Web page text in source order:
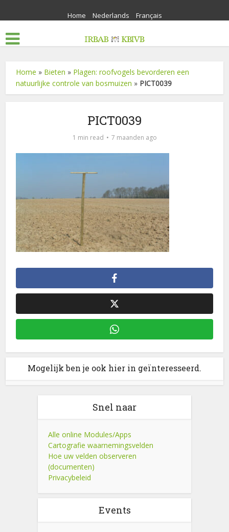
Home Nederlands Français
Home » Bieten » Plagen: roofvogels bevorderen een
natuurlijke controle van bosmuizen » PICT0039
PICT0039
1 min read 7 maanden ago
Mogelijk ben je ook hier in geïnteresseerd.
Snel naar
Alle online Modules/Apps
Cartografie waarnemingsvelden
Hoe uw velden observeren
(documenten)
Privacybeleid
Events